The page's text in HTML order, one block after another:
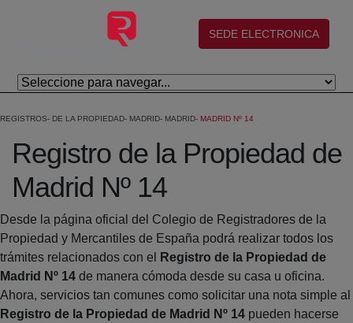
Skip to Main Content
(abre en nueva ventana)
SEDE ELECTRONICA
REGISTROS DE LA PROPIEDAD MADRID MADRID MADRID Nº 14
Registro de la Propiedad de
Madrid Nº 14
Desde la página oficial del Colegio de Registradores de la
Propiedad y Mercantiles de España podrá realizar todos los
trámites relacionados con el
Registro de la Propiedad de
Madrid Nº 14 de manera cómoda desde su casa u oficina.
Ahora, servicios tan comunes como solicitar una nota simple al
Registro de la Propiedad de Madrid Nº 14 pueden hacerse